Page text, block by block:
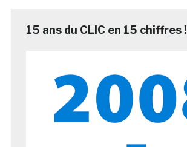
15 ans du CLIC en 15 chiffres !